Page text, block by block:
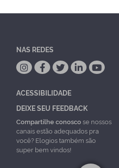
NAS REDES
ACESSIBILIDADE
DEIXE SEU FEEDBACK
Compartilhe conoscose nossos
canais estão adequados pra
você? Elogios também são
super bem vindos!